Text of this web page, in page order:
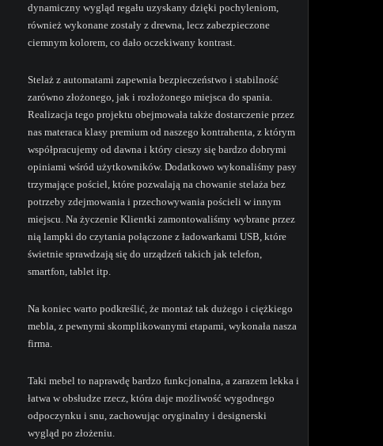
dynamiczny wygląd regału uzyskany dzięki pochyleniom,
również wykonane zostały z drewna, lecz zabezpieczone
ciemnym kolorem, co dało oczekiwany kontrast.
Stelaż z automatami zapewnia bezpieczeństwo i stabilność
zarówno złożonego, jak i rozłożonego miejsca do spania.
Realizacja tego projektu obejmowała także dostarczenie przez
nas materaca klasy premium od naszego kontrahenta, z którym
współpracujemy od dawna i który cieszy się bardzo dobrymi
opiniami wśród użytkowników. Dodatkowo wykonaliśmy pasy
trzymające pościel, które pozwalają na chowanie stelaża bez
potrzeby zdejmowania i przechowywania pościeli w innym
miejscu. Na życzenie Klientki zamontowaliśmy wybrane przez
nią lampki do czytania połączone z ładowarkami USB, które
świetnie sprawdzają się do urządzeń takich jak telefon,
smartfon, tablet itp.
Na koniec warto podkreślić, że montaż tak dużego i ciężkiego
mebla, z pewnymi skomplikowanymi etapami, wykonała nasza
firma.
Taki mebel to naprawdę bardzo funkcjonalna, a zarazem lekka i
łatwa w obsłudze rzecz, która daje możliwość wygodnego
odpoczynku i snu, zachowując oryginalny i designerski
wygląd po złożeniu.